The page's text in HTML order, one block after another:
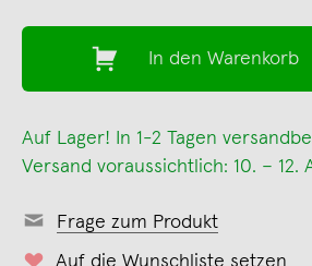
In den Warenkorb
Auf Lager! In 1-2 Tagen
Versand voraussichtlich: 10. – 12.
Frage zum Produkt
Auf die Wunschliste setzen